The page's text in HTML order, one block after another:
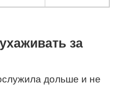
за
дольше и не